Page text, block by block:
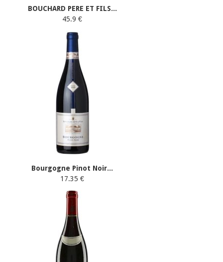
BOUCHARD PERE ET FILS...
45.9 €
Bourgogne Pinot Noir...
17.35 €